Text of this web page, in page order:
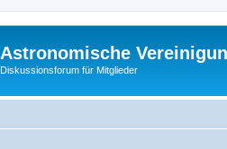
Astronomische
Diskussionsforum für Mitglieder